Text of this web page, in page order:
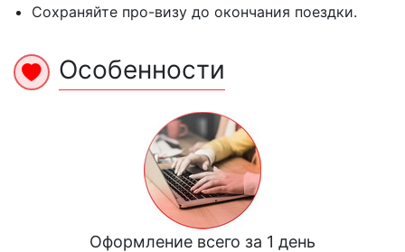
Сохраняйте про-визу до окончания поездки.
Особенности
Оформление всего за 1 день